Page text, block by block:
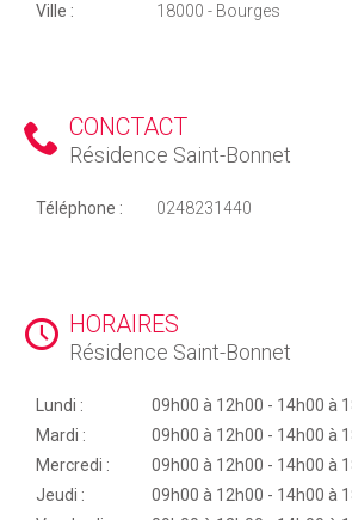
Ville :
18000 - Bourges
CONCTACT
Résidence Saint-Bonnet
Téléphone : 0248231440
HORAIRES
Résidence Saint-Bonnet
Lundi :
09h00 à 12h00 - 14h00 à
Mardi :
09h00 à 12h00 - 14h00 à
Mercredi :
09h00 à 12h00 - 14h00 à
Jeudi :
09h00 à 12h00 - 14h00 à